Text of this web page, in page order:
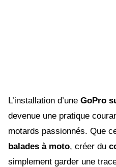
L’installation d’une GoPro
devenue une pratique
motards passionnés. Que
balades à moto, créer du
simplement garder une